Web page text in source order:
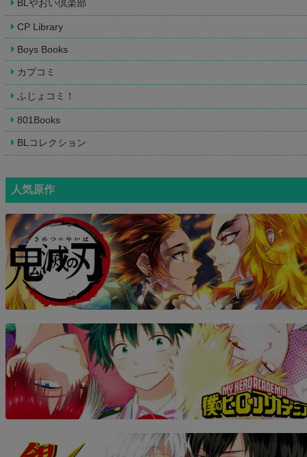
BLやおい倶楽部
CP Library
Boys Books
カプコミ
ふじょコミ！
801Books
BLコレクション
人気原作